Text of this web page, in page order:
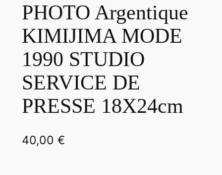
PHOTO Argentique
KIMIJIMA MODE
1990 STUDIO
SERVICE DE
PRESSE 18X24cm
40,00 €